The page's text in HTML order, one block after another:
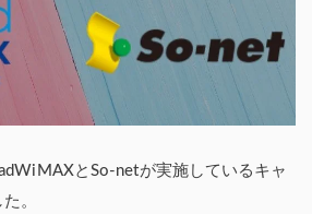
とSo-netが実施しているキャ
。